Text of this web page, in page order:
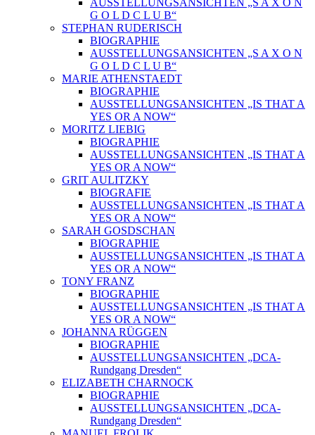
G O L D C L U B“
STEPHAN RUDERISCH
BIOGRAPHIE
AUSSTELLUNGSANSICHTEN „S A X O N
G O L D C L U B“
MARIE ATHENSTAEDT
BIOGRAPHIE
AUSSTELLUNGSANSICHTEN „IS THAT A
YES OR A NOW“
MORITZ LIEBIG
BIOGRAPHIE
AUSSTELLUNGSANSICHTEN „IS THAT A
YES OR A NOW“
GRIT AULITZKY
BIOGRAFIE
AUSSTELLUNGSANSICHTEN „IS THAT A
YES OR A NOW“
SARAH GOSDSCHAN
BIOGRAPHIE
AUSSTELLUNGSANSICHTEN „IS THAT A
YES OR A NOW“
TONY FRANZ
BIOGRAPHIE
AUSSTELLUNGSANSICHTEN „IS THAT A
YES OR A NOW“
JOHANNA RÜGGEN
BIOGRAPHIE
AUSSTELLUNGSANSICHTEN „DCA-
Rundgang Dresden“
ELIZABETH CHARNOCK
BIOGRAPHIE
AUSSTELLUNGSANSICHTEN „DCA-
Rundgang Dresden“